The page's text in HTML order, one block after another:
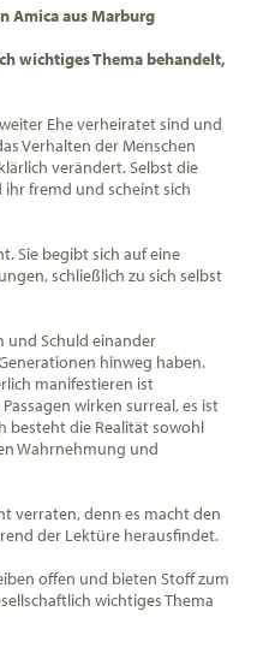
Amica aus Marburg
wichtiges Thema behandelt,
Ehe verheiratet sind und
Verhalten der Menschen
verändert. Selbst die
ihr fremd und scheint sich
Sie begibt sich auf eine
schließlich zu sich selbst
und Schuld einander
hinweg haben.
manifestieren ist
wirken surreal, es ist
besteht die Realität sowohl
Wahrnehmung und
verraten, denn es macht den
der Lektüre herausfindet.
offen und bieten Stoff zum
wichtiges Thema